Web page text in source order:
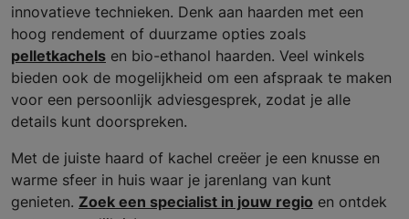
innovatieve technieken. Denk aan haarden met een
hoog rendement of duurzame opties zoals
pelletkachels en bio-ethanol haarden. Veel winkels
bieden ook de mogelijkheid om een afspraak te maken
voor een persoonlijk adviesgesprek, zodat je alle
details kunt doorspreken.
Met de juiste haard of kachel creëer je een knusse en
warme sfeer in huis waar je jarenlang van kunt
genieten. Zoek een specialist in jouw regio en ontdek